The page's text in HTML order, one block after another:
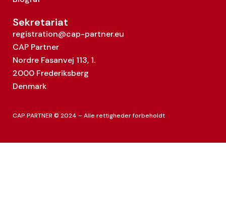
Sekretariat
registration@cap-partner.eu
CAP Partner
Nordre Fasanvej 113, 1.
2000 Frederiksberg
Denmark
CAP PARTNER © 2024 – Alle rettigheder forbeholdt